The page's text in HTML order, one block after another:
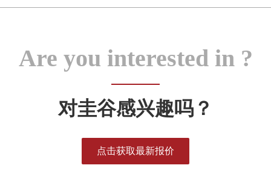
Are you interested in ?
对圭谷感兴趣吗？
点击获取最新报价